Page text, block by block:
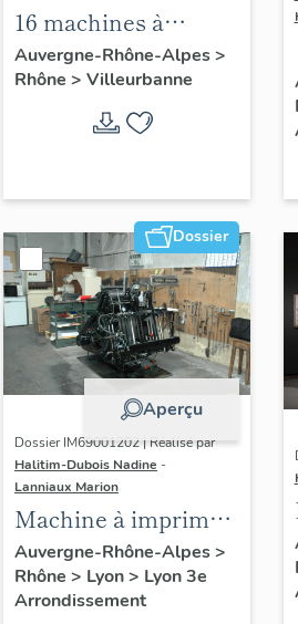
16 machines à
bobiner, 8 machines
à assembler, 3
machines à laminer,
machine à contrôler
Louis Mathieu
Industrie
Auvergne-Rhône-Alpes>
Rhône > Villeurbanne
Dossier
Aperçu
Dossier IM69001202 | Réalisé par
Halitim-Dubois Nadine -
Lanniaux Marion
Machine à imprimer
Heidelberg (6) de
l'imprimerie Tixier
Auvergne-Rhône-Alpes>
Rhône > Lyon> Lyon 3e
Arrondissement